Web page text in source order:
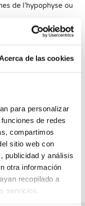
de las cookies
para personalizar
de redes
compartimos
sitio web con
publicidad y análisis
otra información
recopilado a
servicios.
de l’hypophyse ou
fonction de l’âge et
entre 1,5 et
les valeurs de
mesurées. Pour
que les niveaux ne
les femmes ayant
de FSH doivent
que ceux de
entre les deux.
le diagnostic de
traitements de